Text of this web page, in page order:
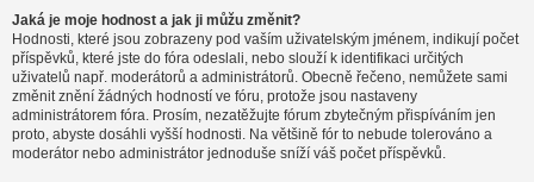
Jaká je moje hodnost a jak ji můžu změnit?
Hodnosti, které jsou zobrazeny pod vaším uživatelským jménem, indikují počet
příspěvků, které jste do fóra odeslali, nebo slouží k identifikaci určitých
uživatelů např. moderátorů a administrátorů. Obecně řečeno, nemůžete sami
změnit znění žádných hodností ve fóru, protože jsou nastaveny
administrátorem fóra. Prosím, nezatěžujte fórum zbytečným přispíváním jen
proto, abyste dosáhli vyšší hodnosti. Na většině fór to nebude tolerováno a
moderátor nebo administrátor jednoduše sníží váš počet příspěvků.